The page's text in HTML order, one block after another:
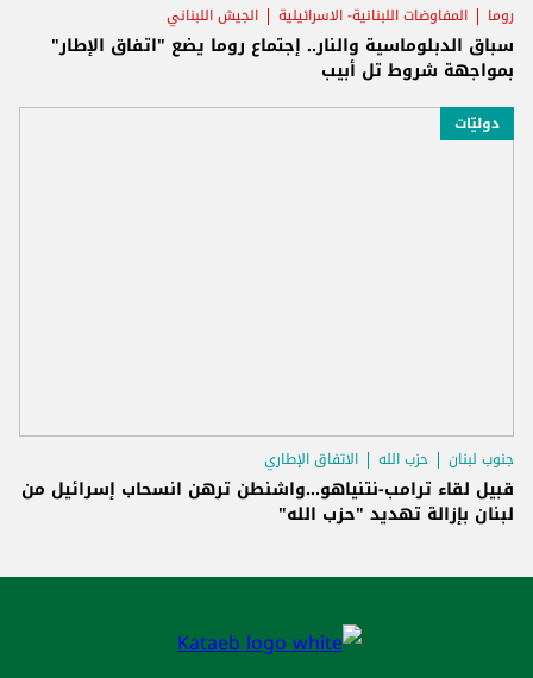
روما المفاوضات اللبنانية- الاسرائيلية الجيش اللبناني
سباق الدبلوماسية والنار.. إجتماع روما يضع "اتفاق الإطار"
بمواجهة شروط تل أبيب
دوليّات
جنوب لبنان حزب الله الاتفاق الإطاري
قبيل لقاء ترامب-نتنياهو...واشنطن ترهن انسحاب إسرائيل من
لبنان بإزالة تهديد "حزب الله"